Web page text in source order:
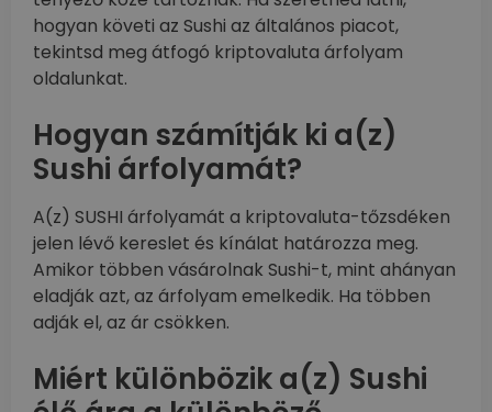
hogyan követi az Sushi az általános piacot,
tekintsd meg átfogó kriptovaluta árfolyam
oldalunkat.
Hogyan számítják ki a(z)
Sushi árfolyamát?
A(z) SUSHI árfolyamát a kriptovaluta-tőzsdéken
jelen lévő kereslet és kínálat határozza meg.
Amikor többen vásárolnak Sushi-t, mint ahányan
eladják azt, az árfolyam emelkedik. Ha többen
adják el, az ár csökken.
Miért különbözik a(z) Sushi